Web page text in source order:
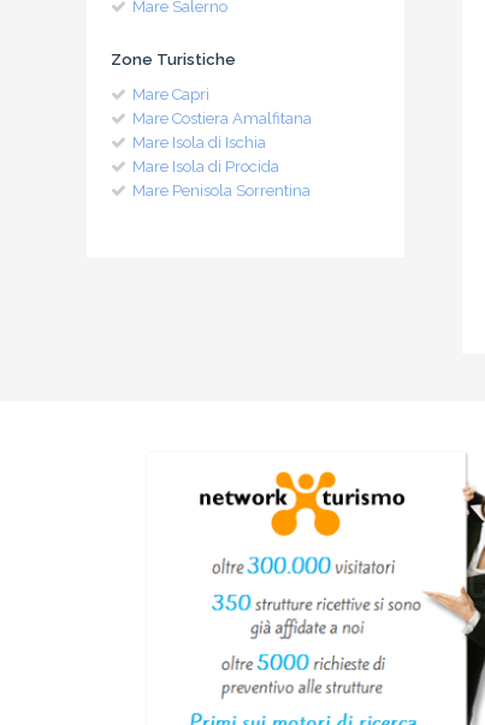
Mare Salerno
Zone Turistiche
Mare Capri
Mare Costiera Amalfitana
Mare Isola di Ischia
Mare Isola di Procida
Mare Penisola Sorrentina